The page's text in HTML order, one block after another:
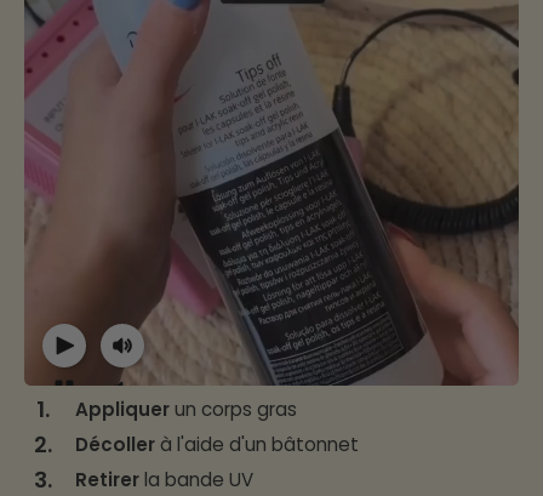
1. Appliquerun corps gras
2. Décoller à l'aide d'un bâtonnet
3. Retirerla bande UV